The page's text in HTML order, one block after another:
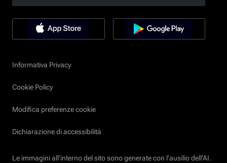
Informativa Privacy
Cookie Policy
Modifica preferenze cookie
Dichiarazione di accessibilità
Le immagini all’interno del sito sono generate con l'ausilio dell'AI.